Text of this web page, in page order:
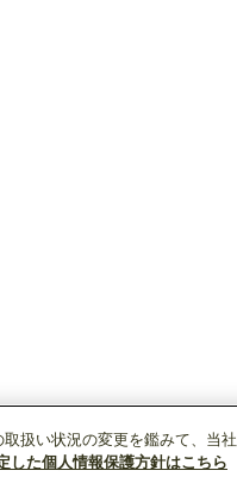
扱い状況の変更を鑑みて、当
した個人情報保護方針はこちら